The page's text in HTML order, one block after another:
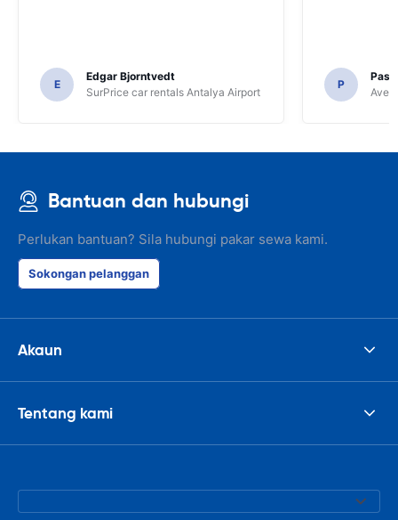
E
Edgar Bjorntvedt
SurPrice car rentals Antalya Airport
P
Avec
Bantuan dan hubungi
Perlukan bantuan? Sila hubungi pakar sewa kami.
Sokongan pelanggan
Akaun
Tentang kami